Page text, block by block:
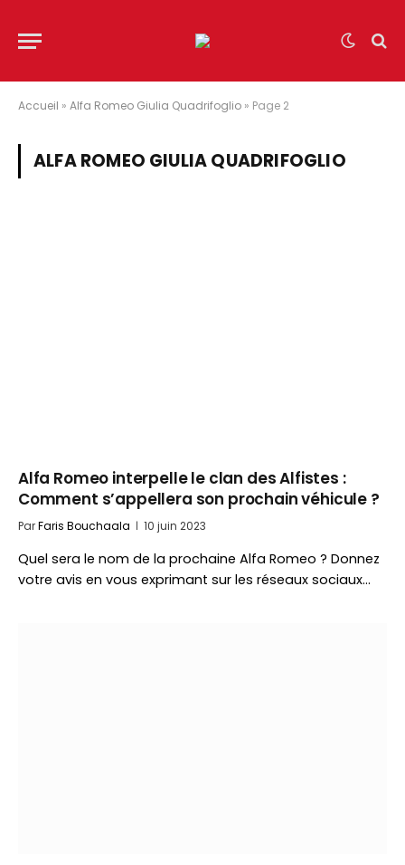
Accueil » Alfa Romeo Giulia Quadrifoglio » Page 2
ALFA ROMEO GIULIA QUADRIFOGLIO
Alfa Romeo interpelle le clan des Alfistes :
Comment s’appellera son prochain véhicule ?
ParFaris Bouchaala 10 juin 2023
Quel sera le nom de la prochaine Alfa Romeo ? Donnez
votre avis en vous exprimant sur les réseaux sociaux…